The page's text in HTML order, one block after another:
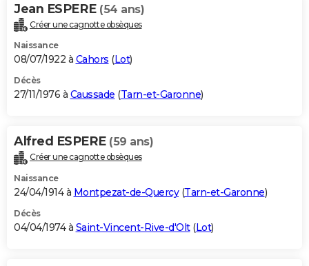
Jean ESPERE (54 ans)
Créer une cagnotte obsèques
Naissance
08/07/1922 à Cahors (Lot)
Décès
27/11/1976 à Caussade (Tarn-et-Garonne)
Alfred ESPERE (59 ans)
Créer une cagnotte obsèques
Naissance
24/04/1914 à Montpezat-de-Quercy(Tarn-et-Garonne)
Décès
04/04/1974 à Saint-Vincent-Rive-d'Olt(Lot)